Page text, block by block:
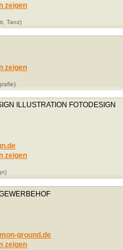
zeigen
Tanz)
zeigen
ILLUSTRATION FOTODESIGN
zeigen
ground.de
zeigen